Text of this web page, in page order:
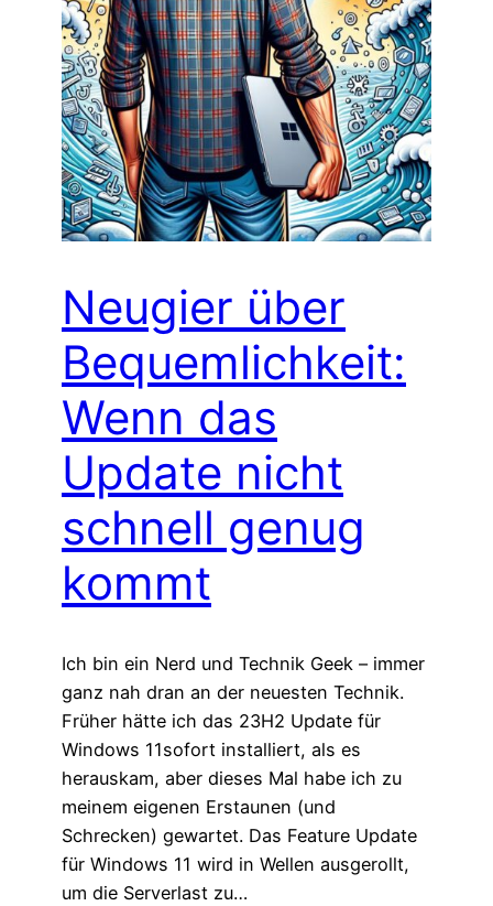
Neugier über
Bequemlichkeit:
Wenn das
Update nicht
schnell genug
kommt
Ich bin ein Nerd und Technik Geek – immer
ganz nah dran an der neuesten Technik.
Früher hätte ich das 23H2 Update für
Windows 11sofort installiert, als es
herauskam, aber dieses Mal habe ich zu
meinem eigenen Erstaunen (und
Schrecken) gewartet. Das Feature Update
für Windows 11 wird in Wellen ausgerollt,
um die Serverlast zu…